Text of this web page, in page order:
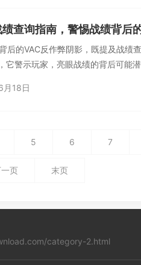
查询指南，警惕战绩背后的
后的VAC反作弊阴影，既提及战绩
它警示玩家，亮眼战绩的背后可能
月18日
5 6 7
页 末页
category-2.html